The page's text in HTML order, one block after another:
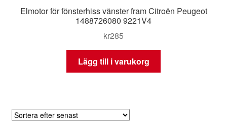
Elmotor för fönsterhiss vänster fram Citroën Peugeot
1488726080 9221V4
kr285
Lägg till i varukorg